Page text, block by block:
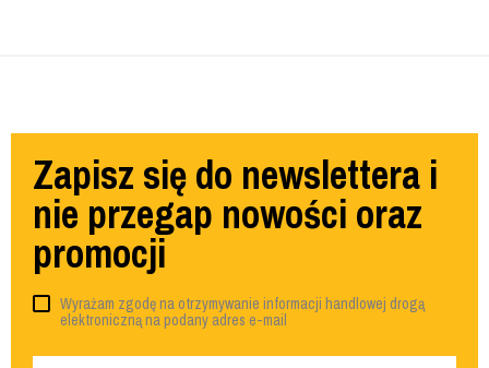
Zapisz się do newslettera i
nie przegap nowości oraz
promocji
Wyrażam zgodę na otrzymywanie informacji handlowej drogą
elektroniczną na podany adres e-mail